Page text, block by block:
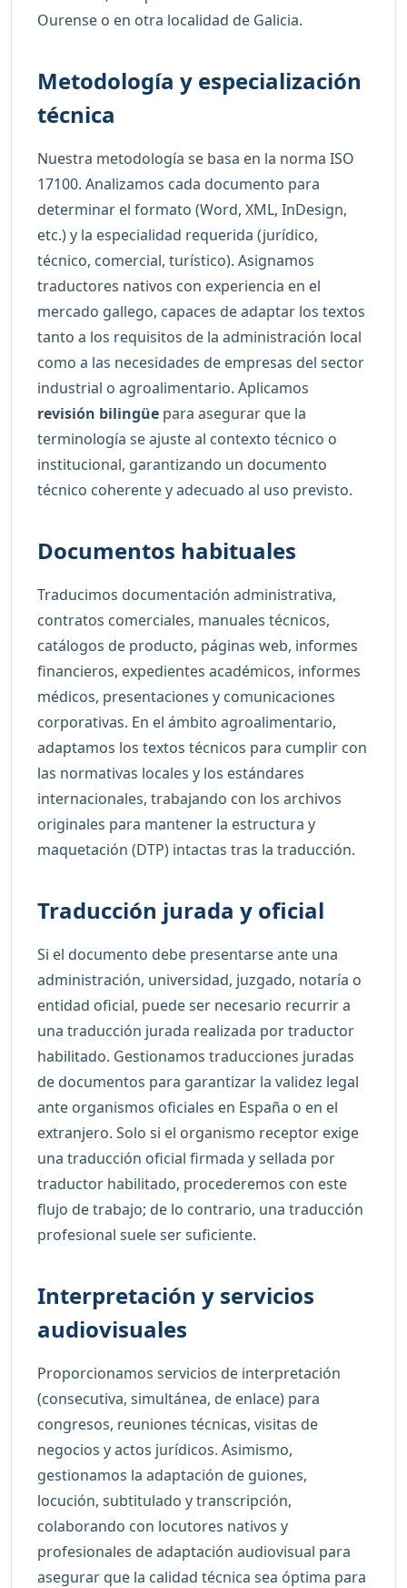
Ourense o en otra localidad de Galicia.
Metodología y especialización
técnica
Nuestra metodología se basa en la norma ISO
17100. Analizamos cada documento para
determinar el formato (Word, XML, InDesign,
etc.) y la especialidad requerida (jurídico,
técnico, comercial, turístico). Asignamos
traductores nativos con experiencia en el
mercado gallego, capaces de adaptar los textos
tanto a los requisitos de la administración local
como a las necesidades de empresas del sector
industrial o agroalimentario. Aplicamos
revisión bilingüe para asegurar que la
terminología se ajuste al contexto técnico o
institucional, garantizando un documento
técnico coherente y adecuado al uso previsto.
Documentos habituales
Traducimos documentación administrativa,
contratos comerciales, manuales técnicos,
catálogos de producto, páginas web, informes
financieros, expedientes académicos, informes
médicos, presentaciones y comunicaciones
corporativas. En el ámbito agroalimentario,
adaptamos los textos técnicos para cumplir con
las normativas locales y los estándares
internacionales, trabajando con los archivos
originales para mantener la estructura y
maquetación (DTP) intactas tras la traducción.
Traducción jurada y oficial
Si el documento debe presentarse ante una
administración, universidad, juzgado, notaría o
entidad oficial, puede ser necesario recurrir a
una traducción jurada realizada por traductor
habilitado. Gestionamos traducciones juradas
de documentos para garantizar la validez legal
ante organismos oficiales en España o en el
extranjero. Solo si el organismo receptor exige
una traducción oficial firmada y sellada por
traductor habilitado, procederemos con este
flujo de trabajo; de lo contrario, una traducción
profesional suele ser suficiente.
Interpretación y servicios
audiovisuales
Proporcionamos servicios de interpretación
(consecutiva, simultánea, de enlace) para
congresos, reuniones técnicas, visitas de
negocios y actos jurídicos. Asimismo,
gestionamos la adaptación de guiones,
locución, subtitulado y transcripción,
colaborando con locutores nativos y
profesionales de adaptación audiovisual para
asegurar que la calidad técnica sea óptima para